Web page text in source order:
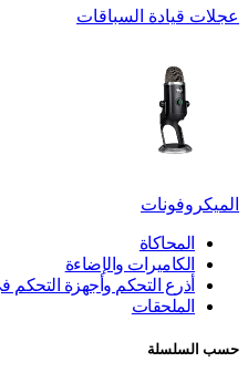
عجلات قيادة السباقات
الميكروفونات
المحاكاة
الكاميرات والإضاءة
أذرع التحكم وأجهزة التحكم
الملحقات
حسب السلسلة